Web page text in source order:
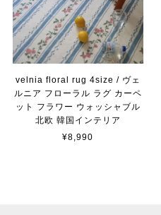
velnia floral rug 4size / ヴェ
ルニア フローラル ラグ カーペ
ット フラワー ウォッシャブル
北欧 韓国インテリア
¥8,990